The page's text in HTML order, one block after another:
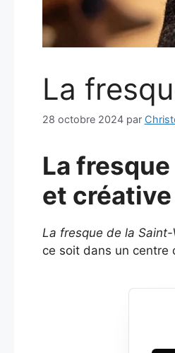
La
28 octobre 2024 par
La
et
La fresque de la Saint-
ce soit dans un centre